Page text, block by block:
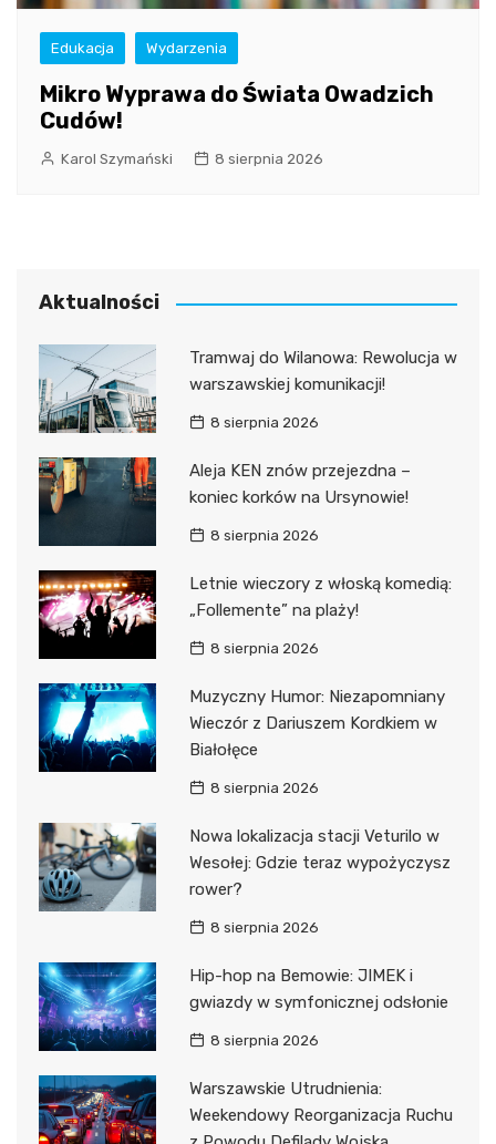
Edukacja Wydarzenia
Mikro Wyprawa do Świata Owadzich
Cudów!
Karol Szymański 8 sierpnia 2026
Aktualności
Tramwaj do Wilanowa: Rewolucja w
warszawskiej komunikacji!
8 sierpnia 2026
Aleja KEN znów przejezdna –
koniec korków na Ursynowie!
8 sierpnia 2026
Letnie wieczory z włoską komedią:
„Follemente” na plaży!
8 sierpnia 2026
Muzyczny Humor: Niezapomniany
Wieczór z Dariuszem Kordkiem w
Białołęce
8 sierpnia 2026
Nowa lokalizacja stacji Veturilo w
Wesołej: Gdzie teraz wypożyczysz
rower?
8 sierpnia 2026
Hip-hop na Bemowie: JIMEK i
gwiazdy w symfonicznej odsłonie
8 sierpnia 2026
Warszawskie Utrudnienia:
Weekendowy Reorganizacja Ruchu